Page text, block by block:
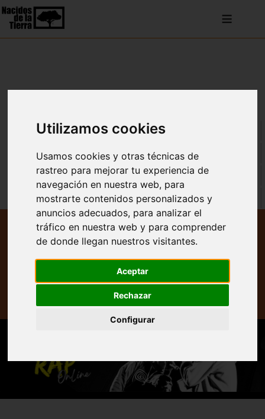
Utilizamos cookies
Usamos cookies y otras técnicas de
rastreo para mejorar tu experiencia de
navegación en nuestra web, para
mostrarte contenidos personalizados y
anuncios adecuados, para analizar el
tráfico en nuestra web y para comprender
de donde llegan nuestros visitantes.
Aceptar
Rechazar
Configurar
≡
VER TODO
ENTRADAS BLOG
NOTICIAS
REPERCUSIÓN EN MEDIOS
Televisión